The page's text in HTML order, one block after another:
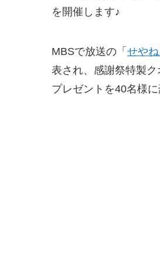
を開催します♪
MBSで放送の「 せやね
表され、感謝祭特製
プレゼントを40名様